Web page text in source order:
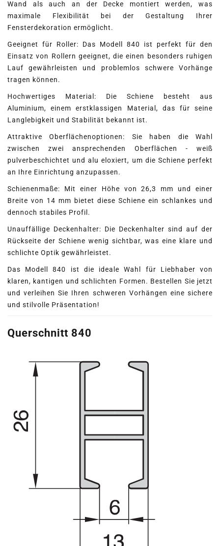
Wand als auch an der Decke montiert werden, was
maximale Flexibilität bei der Gestaltung Ihrer
Fensterdekoration ermöglicht.
Geeignet für Roller: Das Modell 840 ist perfekt für den
Einsatz von Rollern geeignet, die einen besonders ruhigen
Lauf gewährleisten und problemlos schwere Vorhänge
tragen können.
Hochwertiges Material: Die Schiene besteht aus
Aluminium, einem erstklassigen Material, das für seine
Langlebigkeit und Stabilität bekannt ist.
Attraktive Oberflächenoptionen: Sie haben die Wahl
zwischen zwei ansprechenden Oberflächen - weiß
pulverbeschichtet und alu eloxiert, um die Schiene perfekt
an Ihre Einrichtung anzupassen.
Schienenmaße: Mit einer Höhe von 26,3 mm und einer
Breite von 14 mm bietet diese Schiene ein schlankes und
dennoch stabiles Profil.
Unauffällige Deckenhalter: Die Deckenhalter sind auf der
Rückseite der Schiene wenig sichtbar, was eine klare und
schlichte Optik gewährleistet.
Das Modell 840 ist die ideale Wahl für Liebhaber von
klaren, kantigen und schlichten Formen. Bestellen Sie jetzt
und verleihen Sie Ihren schweren Vorhängen eine sichere
und stilvolle Präsentation!
Querschnitt 840